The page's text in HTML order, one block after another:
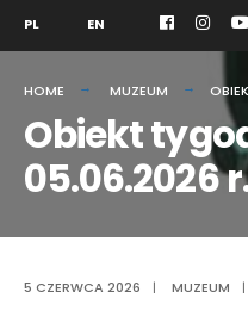
PL EN
HOME MUZEUM
Obiekt
05.06.2026
5 CZERWCA 2026 | MUZEUM |